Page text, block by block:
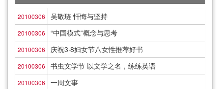
20100306 吴敬琏 忏悔与坚持
20100306 “中国模式”概念与思考
20100306 庆祝3·8妇女节八女性推荐好书
20100306 书虫文学节 以文学之名，练练英语
20100306 一周文事